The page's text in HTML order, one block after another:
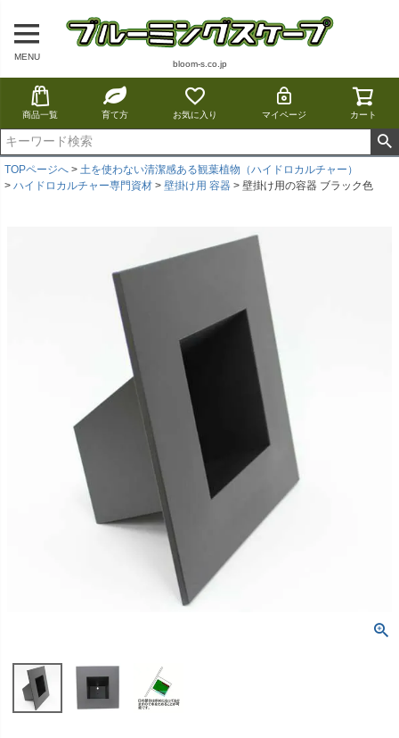
MENU
bloom-s.co.jp
商品一覧 育て方 お気に入り マイページ カート
TOPページへ
土を使わない清潔感ある観葉植物（ハイドロカルチャー）
ハイドロカルチャー専門資材
壁掛け用 容器 壁掛け用の容器 ブラック色